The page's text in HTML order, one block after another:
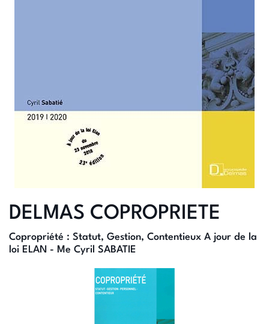
DELMAS COPROPRIETE
Copropriété : Statut, Gestion, Contentieux A jour de la
loi ELAN - Me Cyril SABATIE